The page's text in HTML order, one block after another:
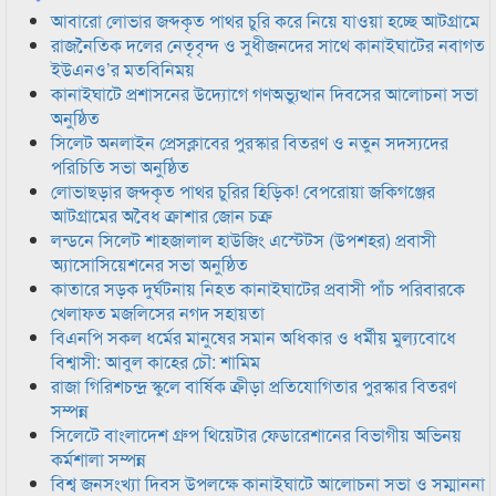
আবারো লোভার জব্দকৃত পাথর চুরি করে নিয়ে যাওয়া হচ্ছে আটগ্রামে
রাজনৈতিক দলের নেতৃবৃন্দ ও সুধীজনদের সাথে কানাইঘাটের নবাগত
ইউএনও’র মতবিনিময়
কানাইঘাটে প্রশাসনের উদ্যোগে গণঅভ্যুত্থান দিবসের আলোচনা সভা
অনুষ্ঠিত
সিলেট অনলাইন প্রেসক্লাবের পুরস্কার বিতরণ ও নতুন সদস্যদের
পরিচিতি সভা অনুষ্ঠিত
লোভাছড়ার জব্দকৃত পাথর চুরির হিড়িক! বেপরোয়া জকিগঞ্জের
আটগ্রামের অবৈধ ক্রাশার জোন চক্র
লন্ডনে সিলেট শাহজালাল হাউজিং এস্টেটস (উপশহর) প্রবাসী
অ্যাসোসিয়েশনের সভা অনুষ্ঠিত
কাতারে সড়ক দুর্ঘটনায় নিহত কানাইঘাটের প্রবাসী পাঁচ পরিবারকে
খেলাফত মজলিসের নগদ সহায়তা
বিএনপি সকল ধর্মের মানুষের সমান অধিকার ও ধর্মীয় মুল্যবোধে
বিশ্বাসী: আবুল কাহের চৌ: শামিম
রাজা গিরিশচন্দ্র স্কুলে বার্ষিক ক্রীড়া প্রতিযোগিতার পুরস্কার বিতরণ
সম্পন্ন
সিলেটে বাংলাদেশ গ্রুপ থিয়েটার ফেডারেশানের বিভাগীয় অভিনয়
কর্মশালা সম্পন্ন
বিশ্ব জনসংখ্যা দিবস উপলক্ষে কানাইঘাটে আলোচনা সভা ও সম্মাননা